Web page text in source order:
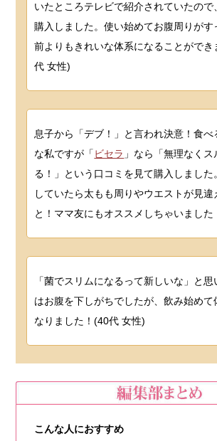
いたところテレビで紹介されていたので
購入しました。使い始めてお腹周りがす
前よりもきれいな体系になることがで
代 女性)
息子から「デブ！」と言われ決意！食べ
な私ですが「 ビセラ 」なら「無理なく
る！」という口コミを見て購入しました
していたら太もも周りやウエストが見違
と！ママ友にもオススメしちゃいました
「菌でスリムになるって新しいな」と
はお腹を下しがちでしたが、飲み始めて
なりました！(40代 女性)
こんな人におすすめ